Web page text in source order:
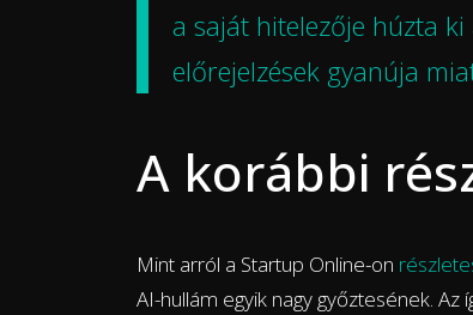
a saját hitelezője húzta
előrejelzések gyanúja
A korábbi
Mint arról a Startup Online-on
AI-hullám egyik nagy győztesének.